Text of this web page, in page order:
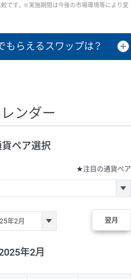
較です。※実施期間は今後の市場環境等により変
もらえるスワップは？
昇順 降順
23.6円
円 74,270円 10円
円 86,230円 19.7円
23.5円
円 36,920円 7.5円
円 45,810円
ンダー
ペア選択
★注目の通貨ペア
翌月
年2月